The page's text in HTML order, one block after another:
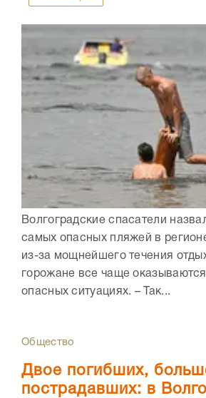
Волгоградские спасатели
самых опасных пляжей в
из-за мощнейшего течения
горожане все чаще
опасных ситуациях. – Так...
Общество
Двое погибших,
пострадавших: в